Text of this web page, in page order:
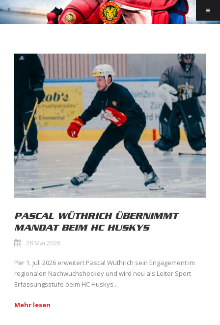
PASCAL WÜTHRICH ÜBERNIMMT
MANDAT BEIM HC HUSKYS
28 Mai 2026
Per 1. Juli 2026 erweitert Pascal Wüthrich sein Engagement im
regionalen Nachwuchshockey und wird neu als Leiter Sport
Erfassungsstufe beim HC Huskys...
Mehr lesen